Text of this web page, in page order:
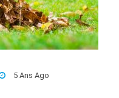
5 Ans Ago